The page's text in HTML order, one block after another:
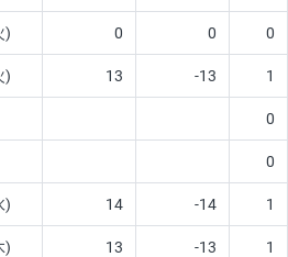
) 0 0 0
) 13 -13 1
0
0
) 14 -14 1
) 13 -13 1